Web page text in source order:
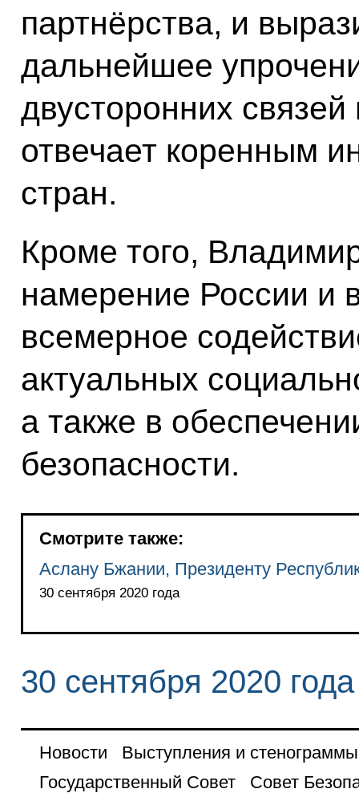
партнёрства, и
дальнейшее
двусторонних
отвечает коренным
стран.
Кроме того,
намерение России и
всемерное
актуальных
а также в
безопасности.
Смотрите также:
Аслану Бжании, Президенту
30 сентября 2020 года
30 сентября 2020 года
Новости
Выступления и стенограммы
Государственный Совет
Совет